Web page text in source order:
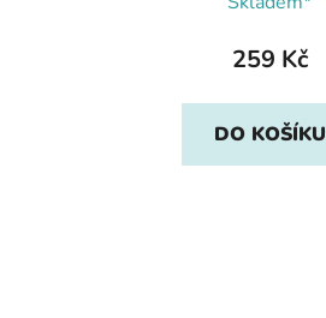
259 Kč
DO KOŠÍKU